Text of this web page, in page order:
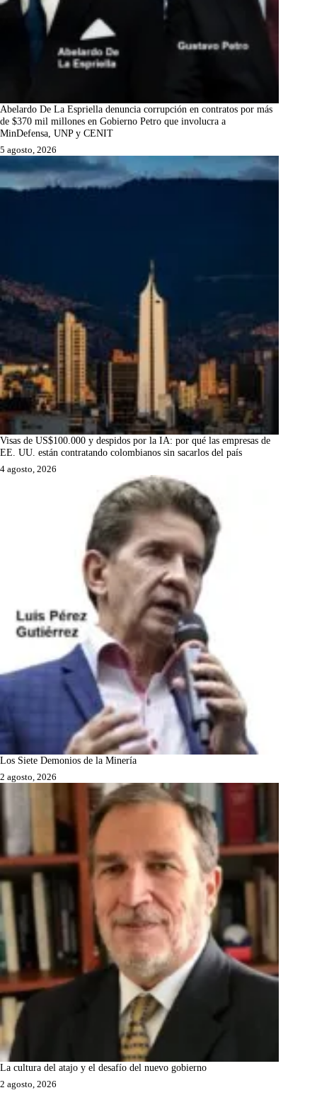
Abelardo De La Espriella denuncia corrupción en contratos por más
de $370 mil millones en Gobierno Petro que involucra a
MinDefensa, UNP y CENIT
5 agosto, 2026
Visas de US$100.000 y despidos por la IA: por qué las empresas de
EE. UU. están contratando colombianos sin sacarlos del país
4 agosto, 2026
Los Siete Demonios de la Minería
2 agosto, 2026
La cultura del atajo y el desafío del nuevo gobierno
2 agosto, 2026